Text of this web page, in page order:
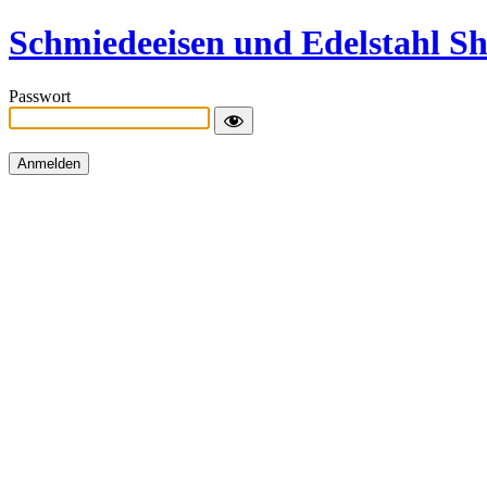
Schmiedeeisen und Edelstahl
Passwort